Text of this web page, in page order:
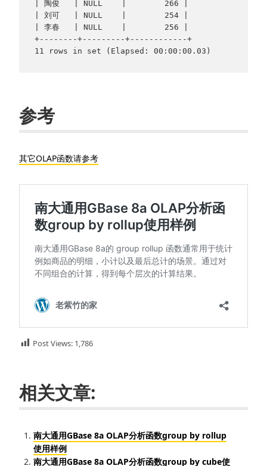
| 陶俊   | NULL    |        266 |
| 刘可   | NULL    |        254 |
| 李春   | NULL    |        256 |
+--------+---------+------------+
参考
其它OLAP函数请参考
Post Views: 1,786
相关文章:
南大通用GBase 8a OLAP分析函数group by rollup
使用样例
南大通用GBase 8a OLAP分析函数group by cube使